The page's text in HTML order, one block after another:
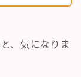
、気になりま